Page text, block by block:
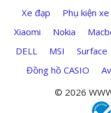
Xe đạp
Phụ kiện
Xiaomi
Nokia
DELL
MSI Surface
Đồng hồ CASIO
© 2026